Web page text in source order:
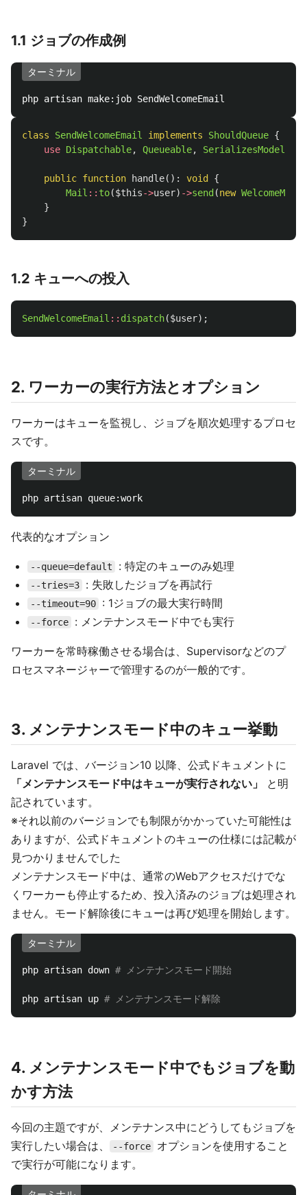
1.1 ジョブの作成例
ターミナル
class SendWelcomeEmail implements ShouldQueue {
use Dispatchable, Queueable, SerializesModels
public function handle(): void
{
Mail :: to($this->user) ->send (new WelcomeMail
}
}
1.2 キューへの投入
SendWelcomeEmail :: dispatch($user);
2. ワーカーの実行方法とオプション
ワーカーはキューを監視し、ジョブを順次処理するプロセ
スです。
ターミナル
代表的なオプション
--queue=default : 特定のキューのみ処理
--tries=3 : 失敗したジョブを再試行
--timeout=90 : 1ジョブの最大実行時間
--force : メンテナンスモード中でも実行
ワーカーを常時稼働させる場合は、Supervisorなどのプ
ロセスマネージャーで管理するのが一般的です。
3. メンテナンスモード中のキュー挙動
Laravel では、バージョン10 以降、公式ドキュメントに
「メンテナンスモード中はキューが実行されない」
と明
記されています。
※それ以前のバージョンでも制限がかかっていた可能性は
ありますが、公式ドキュメントのキューの仕様には記載が
見つかりませんでした
メンテナンスモード中は、通常のWebアクセスだけでな
くワーカーも停止するため、投入済みのジョブは処理され
ません。モード解除後にキューは再び処理を開始します。
ターミナル
php artisan down # メンテナンスモード開始
php artisan up # メンテナンスモード解除
4. メンテナンスモード中でもジョブを動
かす方法
今回の主題ですが、メンテナンス中にどうしてもジョブを
実行したい場合は、
--force
オプションを使用すること
で実行が可能になります。